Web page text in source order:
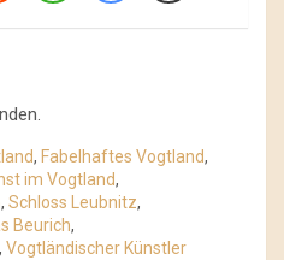
, Fabelhaftes Vogtland,
im Vogtland,
, Schloss Leubnitz,
Beurich,
, Vogtländischer Künstler